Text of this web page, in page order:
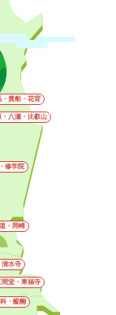
・岡崎
清水寺
間堂・東福寺
・醍醐
修学院
・八瀬・比叡山
・貴船・花背